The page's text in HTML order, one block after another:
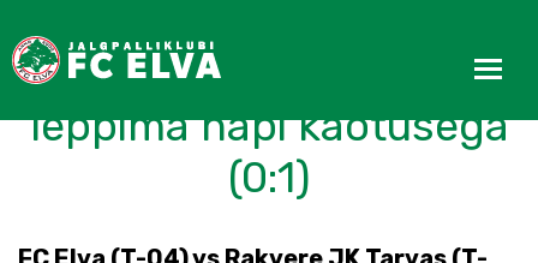
U15 Tüdrukud pidid
leppima napi kaotusega
(0:1)